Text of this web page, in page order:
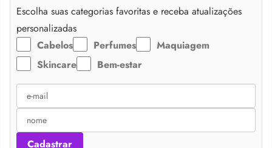
Escolha suas categorias favoritas e receba atualizações
personalizadas
Cabelos
Perfumes
Maquiagem
Skincare
Bem-estar
Cadastrar